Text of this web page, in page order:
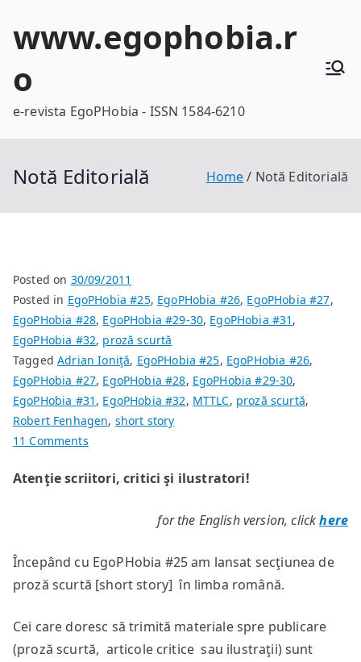
www.egophobia.r
o
e-revista EgoPHobia - ISSN 1584-6210
Notă Editorială Home Notă Editorială
Posted on 30/09/2011
Posted in EgoPHobia #25, EgoPHobia #26, EgoPHobia #27,
EgoPHobia #28, EgoPHobia #29-30, EgoPHobia #31 ,
EgoPHobia #32, proză scurtă
TaggedAdrian Ioniţă, EgoPHobia #25, EgoPHobia #26,
EgoPHobia #27, EgoPHobia #28, EgoPHobia #29-30,
EgoPHobia #31 , EgoPHobia #32, MTTLC, proză scurtă,
Robert Fenhagen, short story
11 Commentson
Editorială
Atenţie scriitori, critici şi ilustratori!
for the English version, clickhere
Începând cu EgoPHobia #25 am lansat secţiunea de
proză scurtă [short story] în limba română.
Cei care doresc să trimită materiale spre publicare
(proză scurtă, articole critice sau ilustraţii) sunt